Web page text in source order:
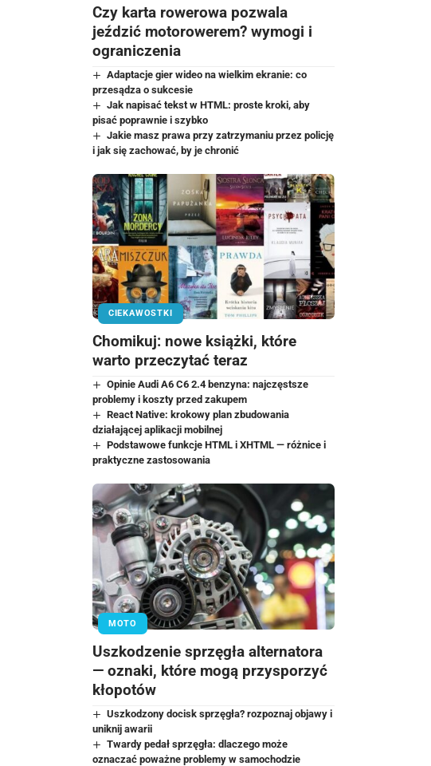
Czy karta rowerowa pozwala
jeździć motorowerem? wymogi i
ograniczenia
Adaptacje gier wideo na wielkim ekranie: co
przesądza o sukcesie
Jak napisać tekst w HTML: proste kroki, aby
pisać poprawnie i szybko
Jakie masz prawa przy zatrzymaniu przez policję
i jak się zachować, by je chronić
CIEKAWOSTKI
Chomikuj: nowe książki, które
warto przeczytać teraz
Opinie Audi A6 C6 2.4 benzyna: najczęstsze
problemy i koszty przed zakupem
React Native: krokowy plan zbudowania
działającej aplikacji mobilnej
Podstawowe funkcje HTML i XHTML — różnice i
praktyczne zastosowania
MOTO
Uszkodzenie sprzęgła alternatora
— oznaki, które mogą przysporzyć
kłopotów
Uszkodzony docisk sprzęgła? rozpoznaj objawy i
uniknij awarii
Twardy pedał sprzęgła: dlaczego może
oznaczać poważne problemy w samochodzie